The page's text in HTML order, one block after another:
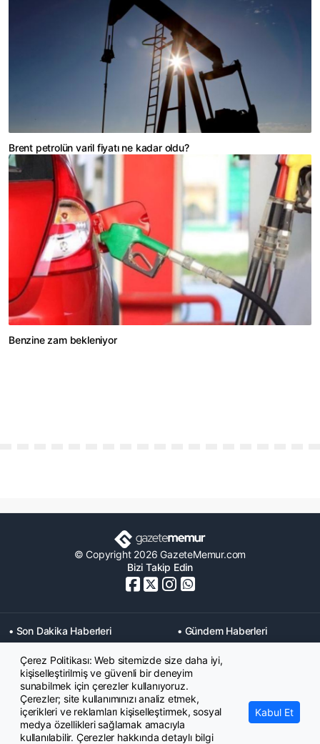
Brent petrolün varil fiyatı ne kadar oldu?
Benzine zam bekleniyor
© Copyright 2026 GazeteMemur.com
Bizi Takip Edin
• Son Dakika Haberleri
• Gündem Haberleri
• Memurlar Haberleri
• KPSS Haberleri
• Ekonomi Haberleri
• Eğitim Haberleri
• Yaşam Haberleri
• Maaş Verileri Haberleri
• Mahkeme Kararları
Haberleri
Çerez Politikası: Web sitemizde size daha iyi,
kişiselleştirilmiş ve güvenli bir deneyim
sunabilmek için çerezler kullanıyoruz.
Çerezler; site kullanımınızı analiz etmek,
içerikleri ve reklamları kişiselleştirmek, sosyal
medya özellikleri sağlamak amacıyla
kullanılabilir. Çerezler hakkında detaylı bilgi
Kabul Et